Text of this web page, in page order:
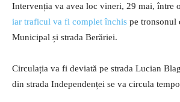
Intervenția va avea loc vineri, 29 mai, între
iar traficul va fi complet închis pe tronsonul
Municipal și strada Berăriei.
Circulația va fi deviată pe strada Lucian
din strada Independenței se va circula